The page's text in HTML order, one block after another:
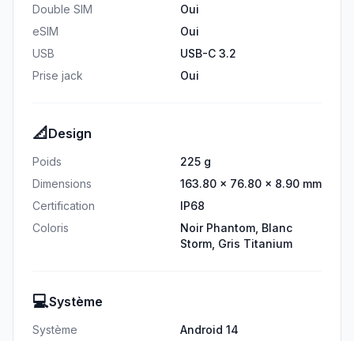
Double SIM
Oui
eSIM
Oui
USB
USB-C 3.2
Prise jack
Oui
📐 Design
Poids
225 g
Dimensions
163.80 × 76.80 × 8.90 mm
Certification
IP68
Coloris
Noir Phantom, Blanc
Storm, Gris Titanium
💻Système
Système
Android 14